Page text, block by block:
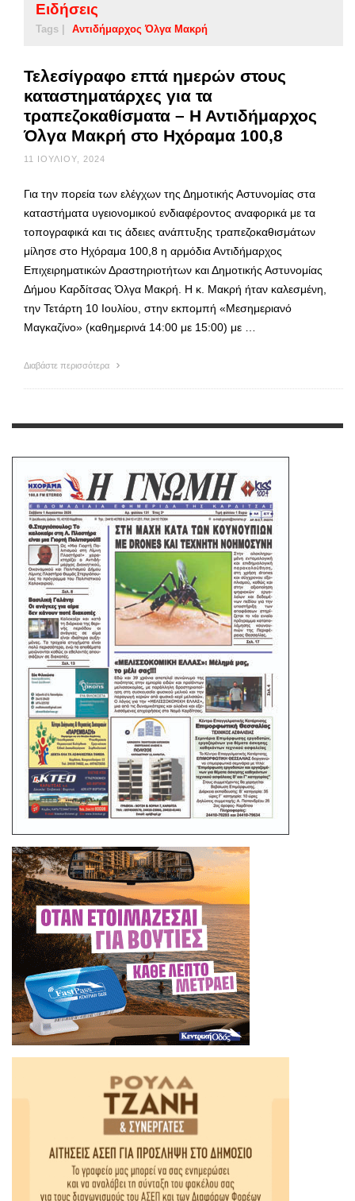
Ειδήσεις
Tags | Αντιδήμαρχος Όλγα Μακρή
Τελεσίγραφο επτά ημερών στους
καταστηματάρχες για τα
τραπεζοκαθίσματα – Η Αντιδήμαρχος
Όλγα Μακρή στο Ηχόραμα 100,8
11 ΙΟΥΛΊΟΥ, 2024
Για την πορεία των ελέγχων της Δημοτικής Αστυνομίας στα
καταστήματα υγειονομικού ενδιαφέροντος αναφορικά με τα
τοπογραφικά και τις άδειες ανάπτυξης τραπεζοκαθισμάτων
μίλησε στο Ηχόραμα 100,8 η αρμόδια Αντιδήμαρχος
Επιχειρηματικών Δραστηριοτήτων και Δημοτικής Αστυνομίας
Δήμου Καρδίτσας Όλγα Μακρή. Η κ. Μακρή ήταν καλεσμένη,
την Τετάρτη 10 Ιουλίου, στην εκπομπή «Μεσημεριανό
Μαγκαζίνο» (καθημερινά 14:00 με 15:00) με …
Διαβάστε περισσότερα